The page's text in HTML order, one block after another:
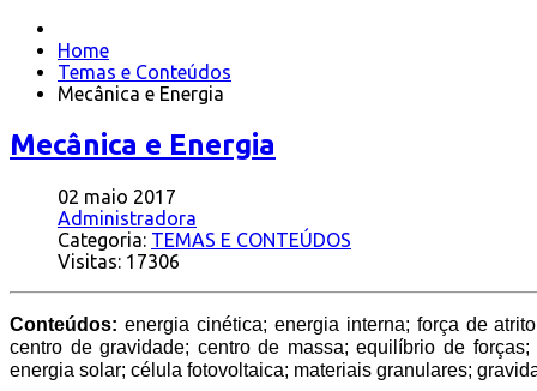
Home
Temas e Conteúdos
Mecânica e Energia
Mecânica e Energia
02 maio 2017
Administradora
Categoria: TEMAS E CONTEÚDOS
Visitas: 17306
Conteúdos: energia cinética; energia interna; força de
centro de gravidade; centro de massa; equilíbrio de
energia solar; célula fotovoltaica; materiais granulares;